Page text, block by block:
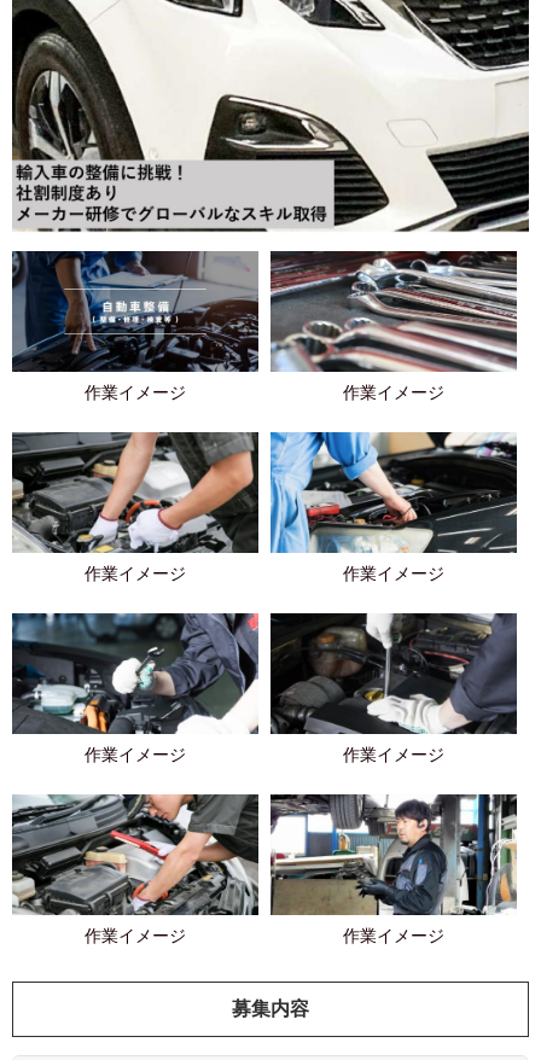
作業イメージ 作業イメージ
作業イメージ 作業イメージ
作業イメージ 作業イメージ
作業イメージ 作業イメージ
募集内容